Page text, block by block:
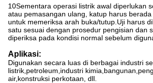
10Sementara operasi listrik awal diperlukan
atau pemasangan ulang, katup harus
untuk memeriksa arah buka/tutup.Uji harus
satu sesuai dengan prosedur pengisian dan
diperiksa pada kondisi normal sebelum
Aplikasi:
Digunakan secara luas di berbagai industri
listrik,petroleum,industri
air,konstruksi perkotaan, dll.